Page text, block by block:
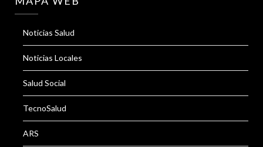
Noticias Salud
Noticias Locales
Salud Social
TecnoSalud
ARS